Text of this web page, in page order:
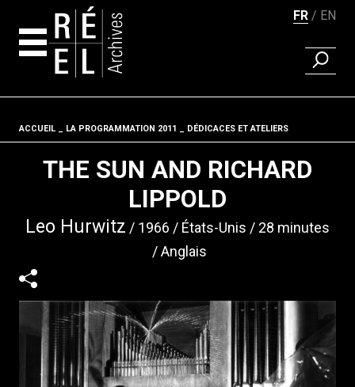
FR EN
Fil d'ariane
ACCUEIL LA PROGRAMMATION 2011 DÉDICACES ET ATELIERS
THE SUN AND RICHARD
LIPPOLD
Leo Hurwitz 1966 États-Unis
28 minutes
Anglais